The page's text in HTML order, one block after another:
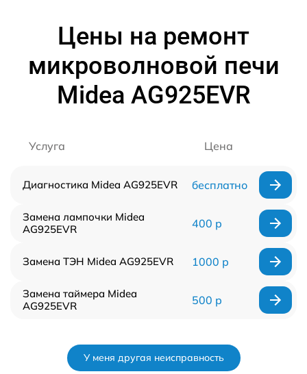
Цены на ремонт
микроволновой печи
Midea AG925EVR
Услуга Цена
Диагностика Midea AG925EVR бесплатно
Замена лампочки Midea
AG925EVR
400 р
Замена ТЭН Midea AG925EVR 1000 р
Замена таймера Midea
AG925EVR
500 р
У меня другая неисправность